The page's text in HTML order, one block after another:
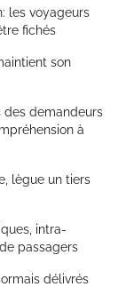
les voyageurs
fichés
son
des demandeurs
à
lègue un tiers
intra-
passagers
délivrés